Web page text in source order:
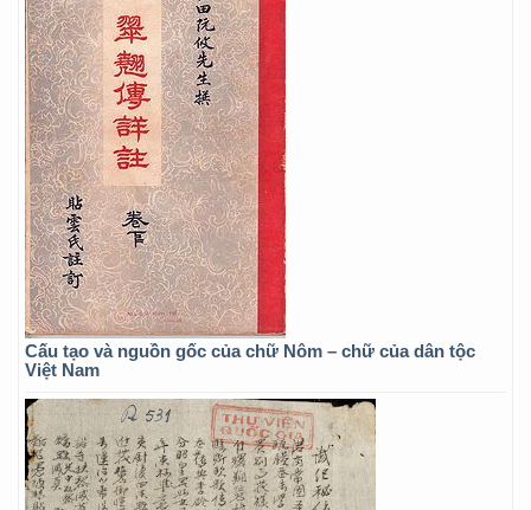
Cấu tạo và nguồn gốc của chữ Nôm – chữ của dân tộc
Việt Nam